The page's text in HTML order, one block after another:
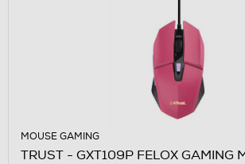
MOUSE GAMING
TRUST - GXT109P FELOX GAMING